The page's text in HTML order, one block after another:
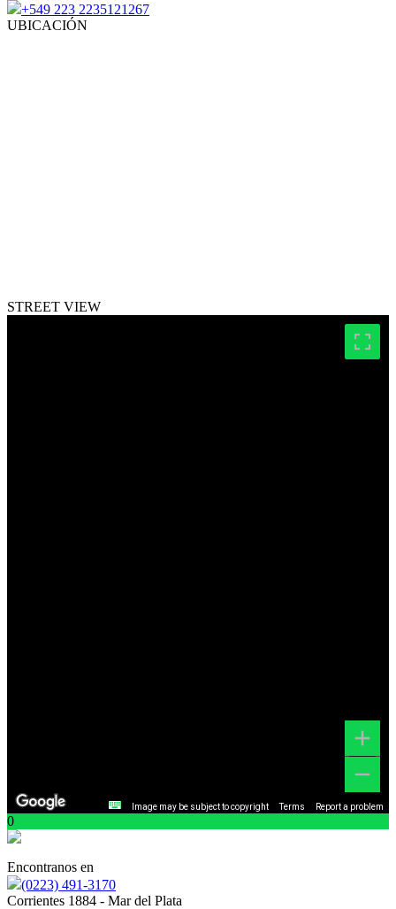
+549 223 2235121267
UBICACIÓN
STREET VIEW
Image may be subject to copyright Terms Report a problem
0
Encontranos en
(0223) 491-3170
Corrientes 1884 - Mar del Plata